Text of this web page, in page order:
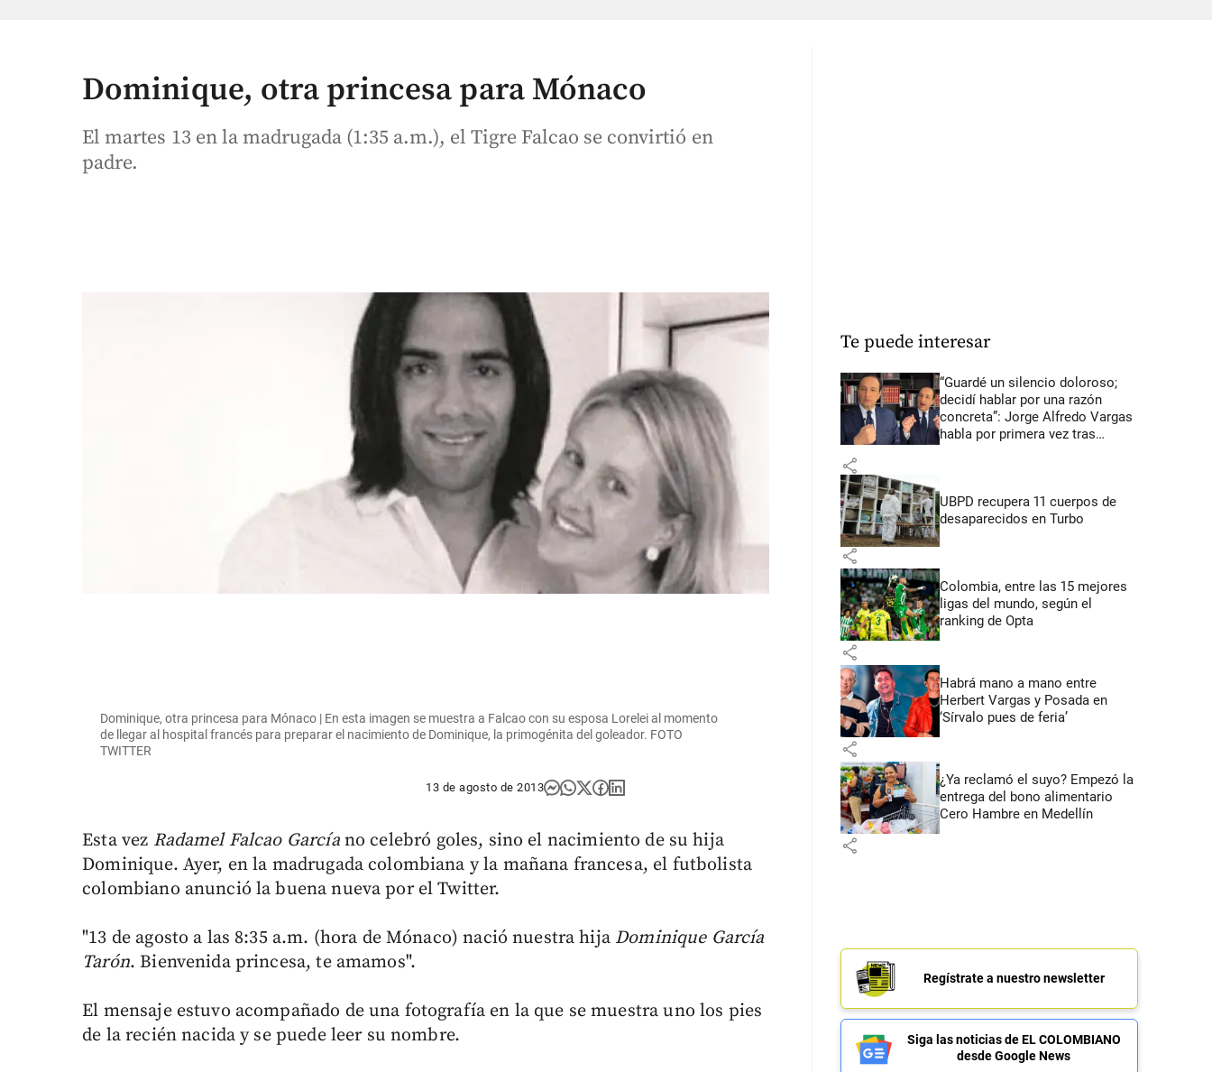
Dominique, otra princesa para Mónaco
El martes 13 en la madrugada (1:35 a.m.), el Tigre Falcao se convirtió en
padre.
Dominique, otra princesa para Mónaco | En esta imagen se muestra a Falcao con su esposa Lorelei al momento
de llegar al hospital francés para preparar el nacimiento de Dominique, la primogénita del goleador. FOTO
TWITTER
13 de agosto de 2013
Esta vez Radamel Falcao Garcíano celebró goles, sino el nacimiento de su hija
Dominique. Ayer, en la madrugada colombiana y la mañana francesa, el futbolista
colombiano anunció la buena nueva por el Twitter.
"13 de agosto a las 8:35 a.m. (hora de Mónaco) nació nuestra hijaDominique García
Tarón. Bienvenida princesa, te amamos".
El mensaje estuvo acompañado de una fotografía en la que se muestra uno los pies
de la recién nacida y se puede leer su nombre.
Te puede interesar
“Guardé un silencio doloroso;
decidí hablar por una razón
concreta”: Jorge Alfredo Vargas
habla por primera vez tras
share
UBPD recupera 11 cuerpos de
desaparecidos en Turbo
share
Colombia, entre las 15 mejores
ligas del mundo, según el
ranking de Opta
share
Habrá mano a mano entre
Herbert Vargas y Posada en
‘Sírvalo pues de feria’
share
¿Ya reclamó el suyo? Empezó la
entrega del bono alimentario
Cero Hambre en Medellín
share
Regístrate a nuestro newsletter
Siga las noticias de EL COLOMBIANO
desde Google News